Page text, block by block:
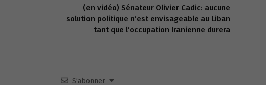
(en vidéo) Sénateur Olivier Cadic: aucune
solution politique n’est envisageable au Liban
tant que l’occupation Iranienne durera
S’abonner